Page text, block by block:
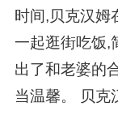
时间,贝克汉姆
一起逛街吃饭,
出了和老婆的
当温馨。 贝克